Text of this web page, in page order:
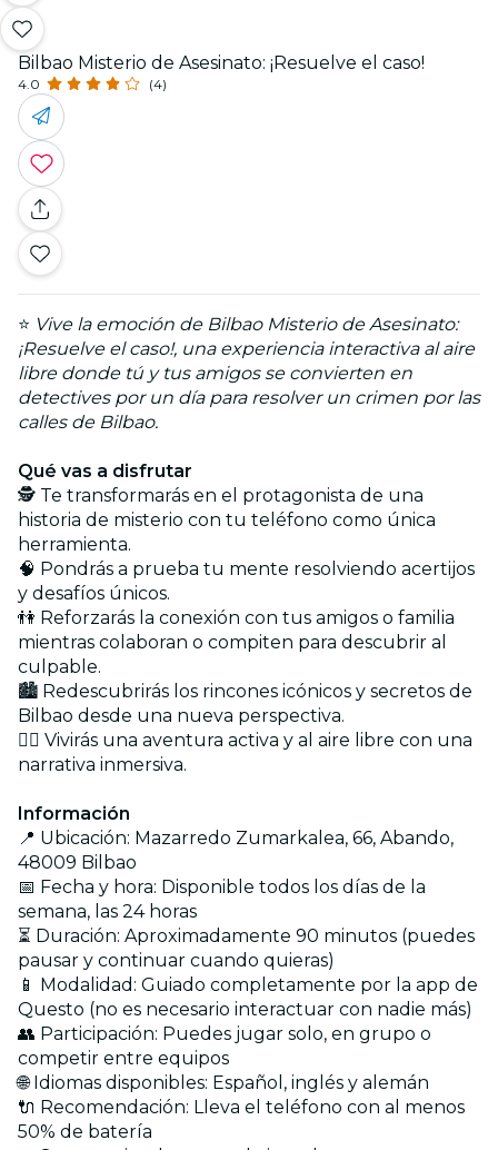
Bilbao Misterio de Asesinato: ¡Resuelve el caso!
4.0 (4)
⭐ Vive la emoción de Bilbao Misterio de Asesinato:
¡Resuelve el caso!, una experiencia interactiva al aire
libre donde tú y tus amigos se convierten en
detectives por un día para resolver un crimen por las
calles de Bilbao.
Qué vas a disfrutar
🕵️ Te transformarás en el protagonista de una
historia de misterio con tu teléfono como única
herramienta.
🧠 Pondrás a prueba tu mente resolviendo acertijos
y desafíos únicos.
👫 Reforzarás la conexión con tus amigos o familia
mientras colaboran o compiten para descubrir al
culpable.
🏙️ Redescubrirás los rincones icónicos y secretos de
Bilbao desde una nueva perspectiva.
🏃‍♂️ Vivirás una aventura activa y al aire libre con una
narrativa inmersiva.
Información
📍 Ubicación: Mazarredo Zumarkalea, 66, Abando,
48009 Bilbao
📅 Fecha y hora: Disponible todos los días de la
semana, las 24 horas
⏳ Duración: Aproximadamente 90 minutos (puedes
pausar y continuar cuando quieras)
📱 Modalidad: Guiado completamente por la app de
Questo (no es necesario interactuar con nadie más)
👥 Participación: Puedes jugar solo, en grupo o
competir entre equipos
🌐 Idiomas disponibles: Español, inglés y alemán
🔌 Recomendación: Lleva el teléfono con al menos
50% de batería